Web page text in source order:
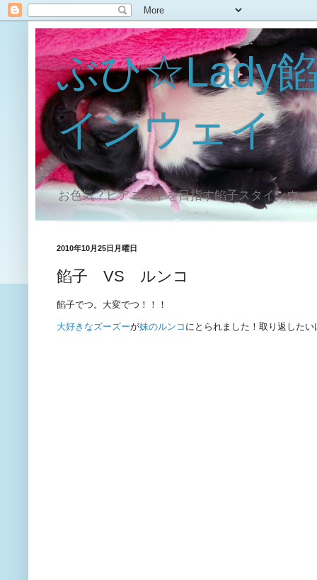
ぶひ☆Lady
インウェイ
お色気？ピアニストを目指す餡子スタインウェ
2010年10月25日月曜日
餡子 VS ルンコ
餡子でつ。大変でつ！！！
大好きなズーズーが妹のルンコ にとられました！取り返したい